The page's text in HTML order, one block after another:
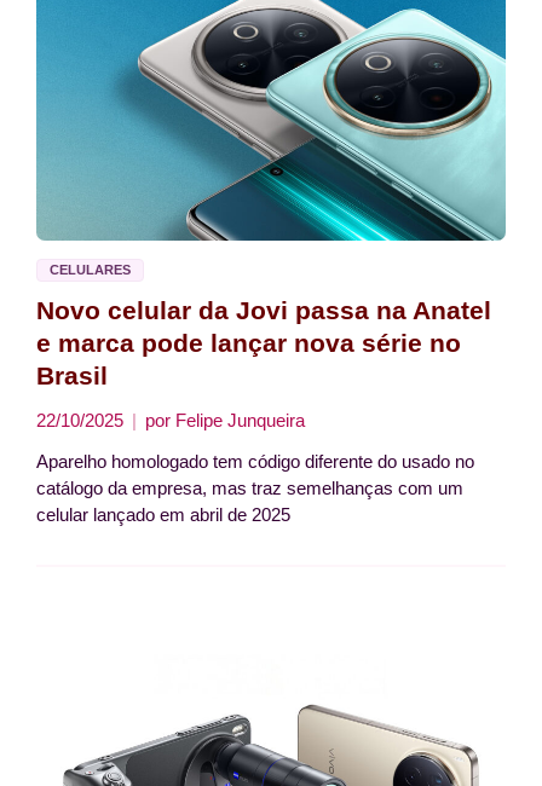
CELULARES
Novo celular da Jovi passa na Anatel
e marca pode lançar nova série no
Brasil
22/10/2025 por Felipe Junqueira
Aparelho homologado tem código diferente do usado no
catálogo da empresa, mas traz semelhanças com um
celular lançado em abril de 2025